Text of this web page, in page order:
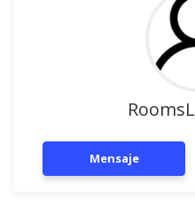
Mensaje